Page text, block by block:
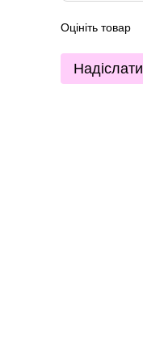
Оцініть товар
Надіслати